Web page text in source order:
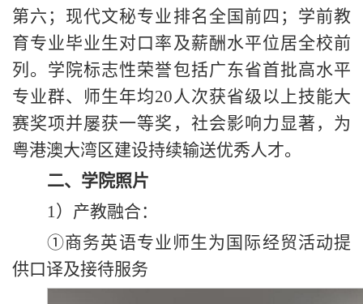
第六；现代文秘专业排名全国前四；学前教
育专业毕业生对口率及薪酬水平位居全校前
列。学院标志性荣誉包括广东省首批高水平
专业群、师生年均20人次获省级以上技能大
赛奖项并屡获一等奖，社会影响力显著，为
粤港澳大湾区建设持续输送优秀人才。
二、 学院照片
1）产教融合：
①商务英语专业师生为国际经贸活动提
供口译及接待服务